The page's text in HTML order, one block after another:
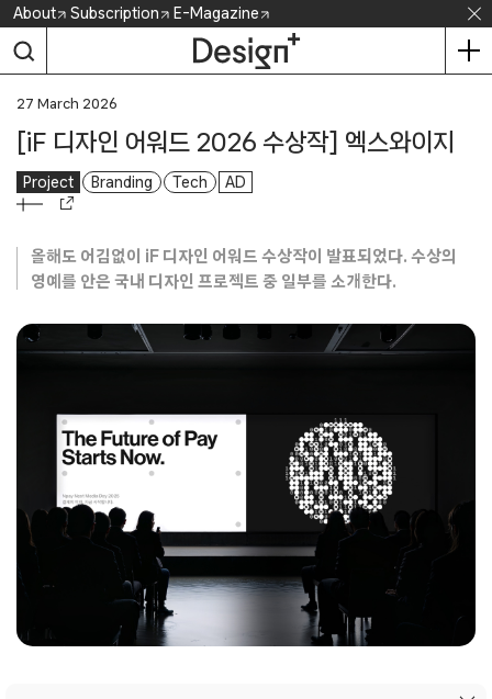
Skip
content
About Subscription E-Magazine
27 March 2026
[iF 디자인 어워드 2026 수상작] 엑스와이지
Project Branding Tech AD
올해도 어김없이 iF 디자인 어워드 수상작이 발표되었다. 수상의
영예를 안은 국내 디자인 프로젝트 중 일부를 소개한다.